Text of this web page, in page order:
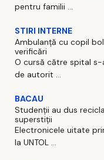
pentru familii ...
STIRI INTERNE
Ambulanță cu copil
verificări
O cursă către spital
de autorit ...
BACAU
Studenții au dus
superstiții
Electronicele uitate
la UNTOL ...